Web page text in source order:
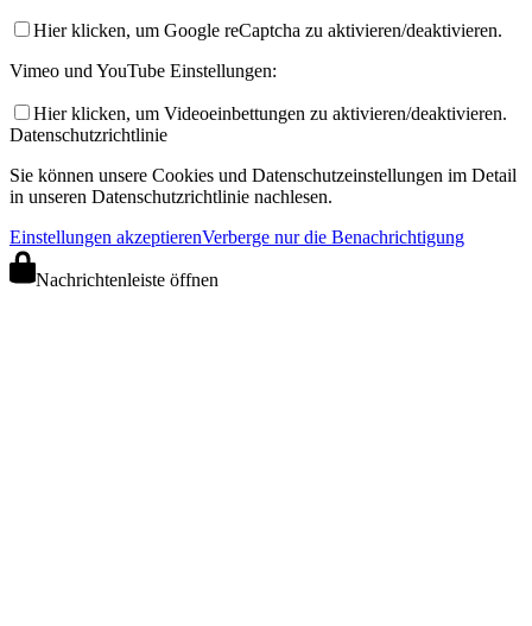
Hier klicken, um Google reCaptcha zu aktivieren/deaktivieren.
Vimeo und YouTube Einstellungen:
Hier klicken, um Videoeinbettungen zu aktivieren/deaktivieren.
Datenschutzrichtlinie
Sie können unsere Cookies und Datenschutzeinstellungen im Detail
in unseren Datenschutzrichtlinie nachlesen.
Einstellungen akzeptierenVerberge nur die Benachrichtigung
Nachrichtenleiste öffnen